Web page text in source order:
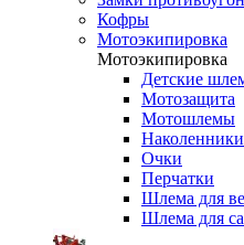
Кофры
Мотоэкипировка
Мотоэкипировка
Детские
Мотозащита
Мотошлемы
Очки
Перчатки
Шлема для
Шлема для